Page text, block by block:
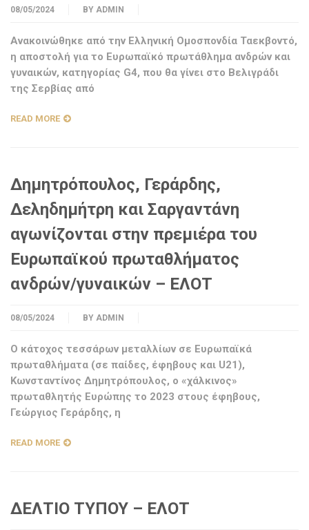
08/05/2024 BY ADMIN
Ανακοινώθηκε από την Ελληνική Ομοσπονδία Ταεκβοντό,
η αποστολή για το Ευρωπαϊκό πρωτάθλημα ανδρών και
γυναικών, κατηγορίας G4, που θα γίνει στο Βελιγράδι
της Σερβίας από
READ MORE
Δημητρόπουλος, Γεράρδης,
Δεληδημήτρη και Σαργαντάνη
αγωνίζονται στην πρεμιέρα του
Ευρωπαϊκού πρωταθλήματος
ανδρών/γυναικών – ΕΛΟΤ
08/05/2024 BY ADMIN
O κάτοχος τεσσάρων μεταλλίων σε Ευρωπαϊκά
πρωταθλήματα (σε παίδες, έφηβους και U21),
Κωνσταντίνος Δημητρόπουλος, ο «χάλκινος»
πρωταθλητής Ευρώπης το 2023 στους έφηβους,
Γεώργιος Γεράρδης, η
READ MORE
ΔΕΛΤΙΟ ΤΥΠΟΥ – ΕΛΟΤ